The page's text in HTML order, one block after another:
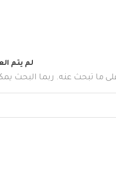
لم يتم
على ما تبحث عنه. ربما البحث